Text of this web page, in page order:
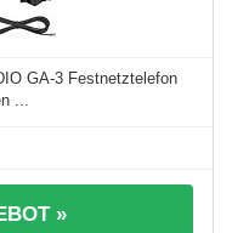
GA-3 Festnetztelefon
...
»